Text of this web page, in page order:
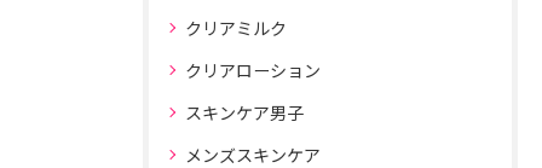
クリアミルク
クリアローション
スキンケア男子
メンズスキンケア